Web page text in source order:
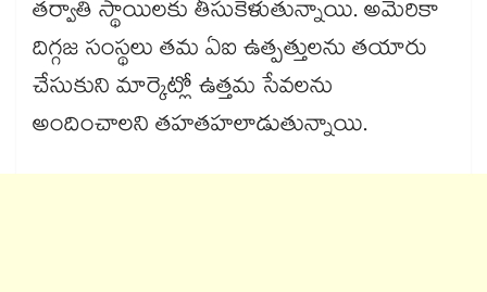
తర్వాతి స్థాయిలకు తీసుకెళుతున్నాయి. అమెరికా
దిగ్గజ సంస్థలు తమ ఏఐ ఉత్పత్తులను తయారు
చేసుకుని మార్కెట్లో ఉత్తమ సేవలను
అందించాలని తహతహలాడుతున్నాయి.